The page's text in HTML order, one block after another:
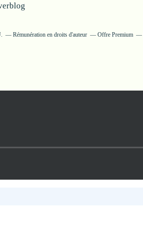
Rémunération en droits d'auteur Offre Premium